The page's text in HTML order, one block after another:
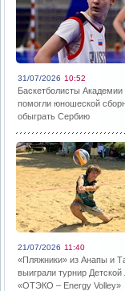
31/07/2026 10:52
Баскетболисты Академии
помогли юношеской
обыграть Сербию
21/07/2026 11:40
«Пляжники» из Анапы и
выиграли турнир Детской
«ОТЭКО – Energy Volley»